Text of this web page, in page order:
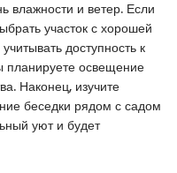
влажности и ветер. Если
участок с хорошей
доступность к
планируете освещение
Наконец, изучите
беседки рядом с садом
уют и будет